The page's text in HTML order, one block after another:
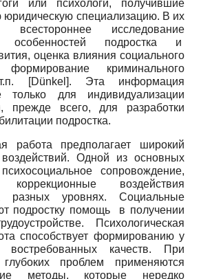
или психологи, получившие
юридическую специализацию. В их
всестороннее исследование
особенностей подростка и
оценка влияния социального
криминального
[Dünkel ]. Эта информация
только для индивидуализации
прежде всего, для разработки
подростка.
работа предполагает широкий
Одной из основных
сопровождение,
воздействия
разных уровнях. Социальные
подростку помощь в получении
Психологическая
способствует формированию у
востребованных качеств. При
проблем применяются
методы, которые нередко